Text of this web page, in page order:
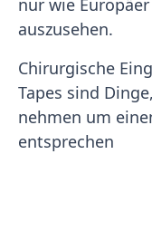
nur wie
auszusehen.
Chirurgische
Tapes sind
nehmen um
entsprechen